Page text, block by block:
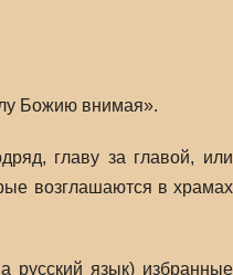
Божию внимая».
главу за главой, или
возглашаются в храмах
русский язык) избранные